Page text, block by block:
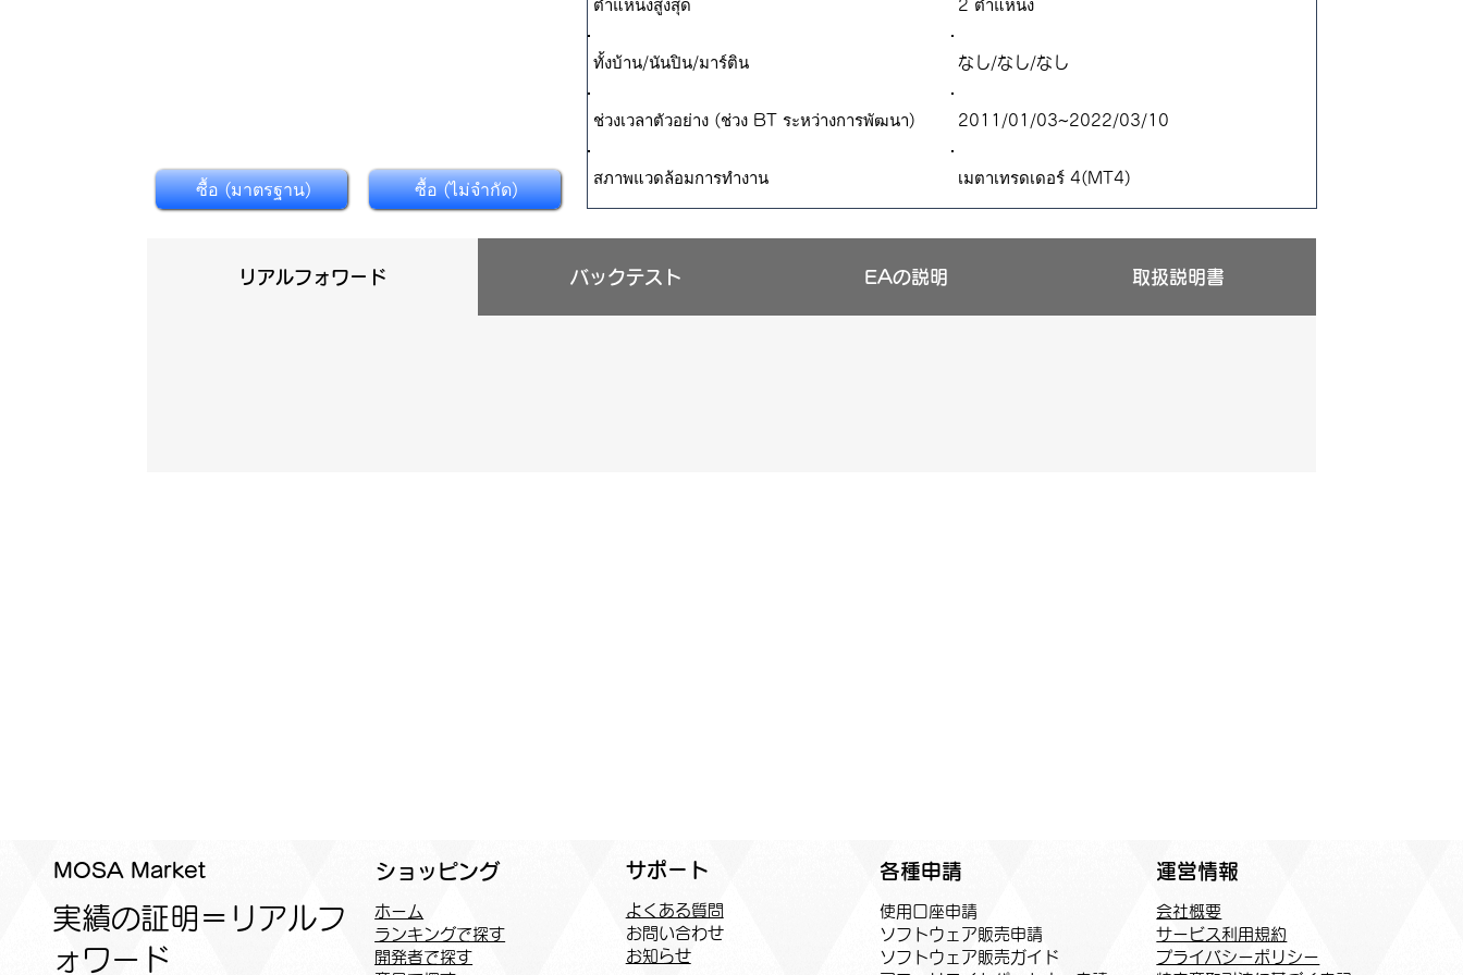
ตำแหน่งสูงสุด 2 ตำแหน่ง
ทั้งบ้าน/นันปิน/มาร์ติน ​なし/なし/なし
ช่วงเวลาตัวอย่าง (ช่วง BT ระหว่างการพัฒนา) 2011/01/03~2022/03/10
สภาพแวดล้อมการทำงาน เมตาเทรดเดอร์ 4(MT4)
ซื้อ (มาตรฐาน) ซื้อ (ไม่จำกัด)
リアルフォワード バックテスト EAの説明 取扱説明書
MOSA Market
実績の証明＝リアルフ
ォワード
ショッピング
ホーム
ランキングで探す
開発者で探す
サポート
よくある質問
お問い合わせ
お知らせ
各種申請
​使用口座申請
ソフトウェア販売申請
ソフトウェア販売ガイド
運営情報
会社概要
サービス利用規約
プライバシーポリシー